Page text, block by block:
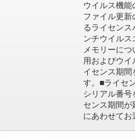
ウイルス機能
ファイル更新
るライセンス
ンチウイル
メモリーに
用およびウ
イセンス期間
す。■ライセ
シリアル番号
センス期間が
にあわせてお